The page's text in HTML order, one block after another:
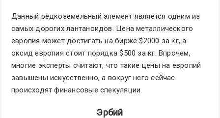
Данный редкоземельный элемент является одним из
самых дорогих лантаноидов. Цена металлического
европия может достигать на бирже $2000 за кг, а
оксид европия стоит порядка $500 за кг. Впрочем,
многие эксперты считают, что такие цены на европий
завышены искусственно, а вокруг него сейчас
происходят финансовые спекуляции.
Эрбий